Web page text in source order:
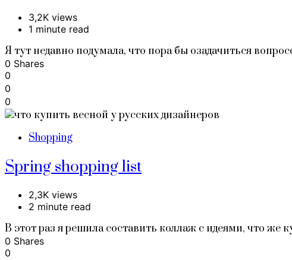
3,2K views
1 minute read
Я тут недавно подумала, что пора бы озадачиться
0 Shares
0
0
0
Shopping
Spring shopping list
2,3K views
2 minute read
В этот раз я решила составить коллаж с идеями, что же
0 Shares
0